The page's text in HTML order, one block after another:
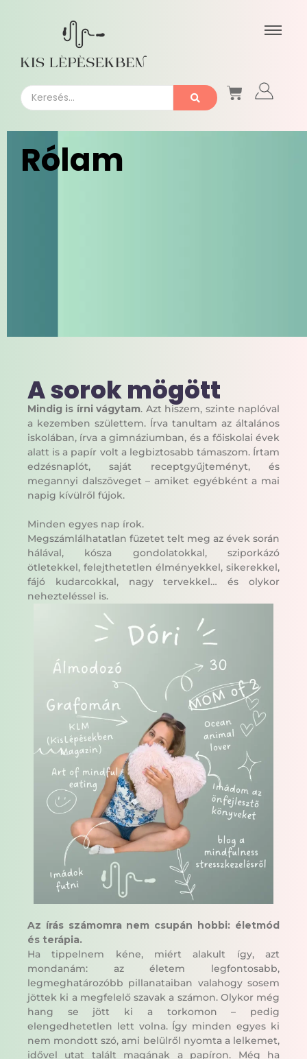
Rólam
A sorok mögött
Mindig is írni vágytam. Azt hiszem, szinte naplóval
a kezemben születtem. Írva tanultam az általános
iskolában, írva a gimnáziumban, és a főiskolai évek
alatt is a papír volt a legbiztosabb támaszom. Írtam
edzésnaplót, saját receptgyűjteményt, és
megannyi dalszöveget – amiket egyébként a mai
napig kívülről fújok.
Minden egyes nap írok.
Megszámlálhatatlan füzetet telt meg az évek során
hálával, kósza gondolatokkal, sziporkázó
ötletekkel, felejthetetlen élményekkel, sikerekkel,
fájó kudarcokkal, nagy tervekkel… és olykor
nehezteléssel is.
Az írás számomra nem csupán hobbi: életmód
és terápia.
Ha tippelnem kéne, miért alakult így, azt
mondanám: az életem legfontosabb,
legmeghatározóbb pillanataiban valahogy sosem
jöttek ki a megfelelő szavak a számon. Olykor még
hang se jött ki a torkomon – pedig
elengedhetetlen lett volna. Így minden egyes ki
nem mondott szó, ami belülről nyomta a lelkemet,
idővel utat talált magának a papíron. Még ha